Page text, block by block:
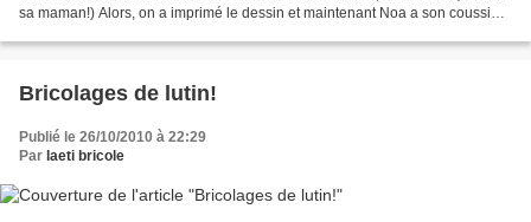
sa maman!) Alors, on a imprimé le dessin et maintenant Noa a son coussin
Bricolages de lutin!
Publié le 26/10/2010 à 22:29
Par laeti bricole